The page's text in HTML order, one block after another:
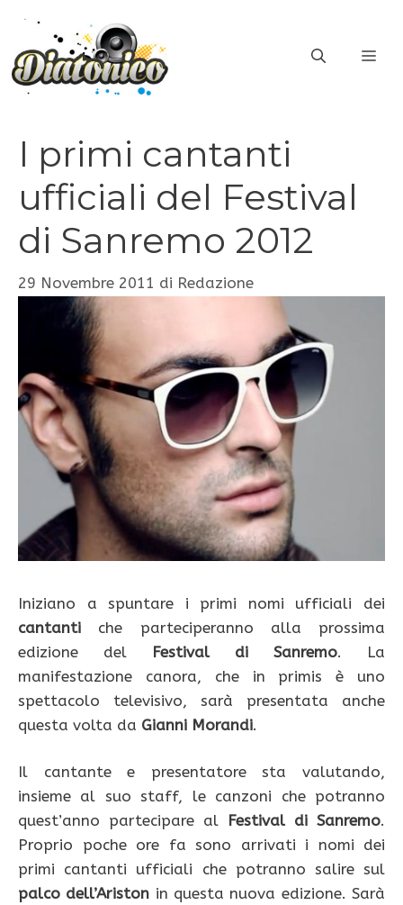
contenuto
I primi cantanti
ufficiali del Festival
di Sanremo 2012
29 Novembre 2011 di Redazione
Iniziano a spuntare i primi nomi ufficiali dei
cantanti che parteciperanno alla prossima
edizione del Festival di Sanremo. La
manifestazione canora, che in primis è uno
spettacolo televisivo, sarà presentata anche
questa volta da Gianni Morandi.
Il cantante e presentatore sta valutando,
insieme al suo staff, le canzoni che potranno
quest’anno partecipare al Festival di Sanremo.
Proprio poche ore fa sono arrivati i nomi dei
primi cantanti ufficiali che potranno salire sul
palco dell’Ariston in questa nuova edizione. Sarà